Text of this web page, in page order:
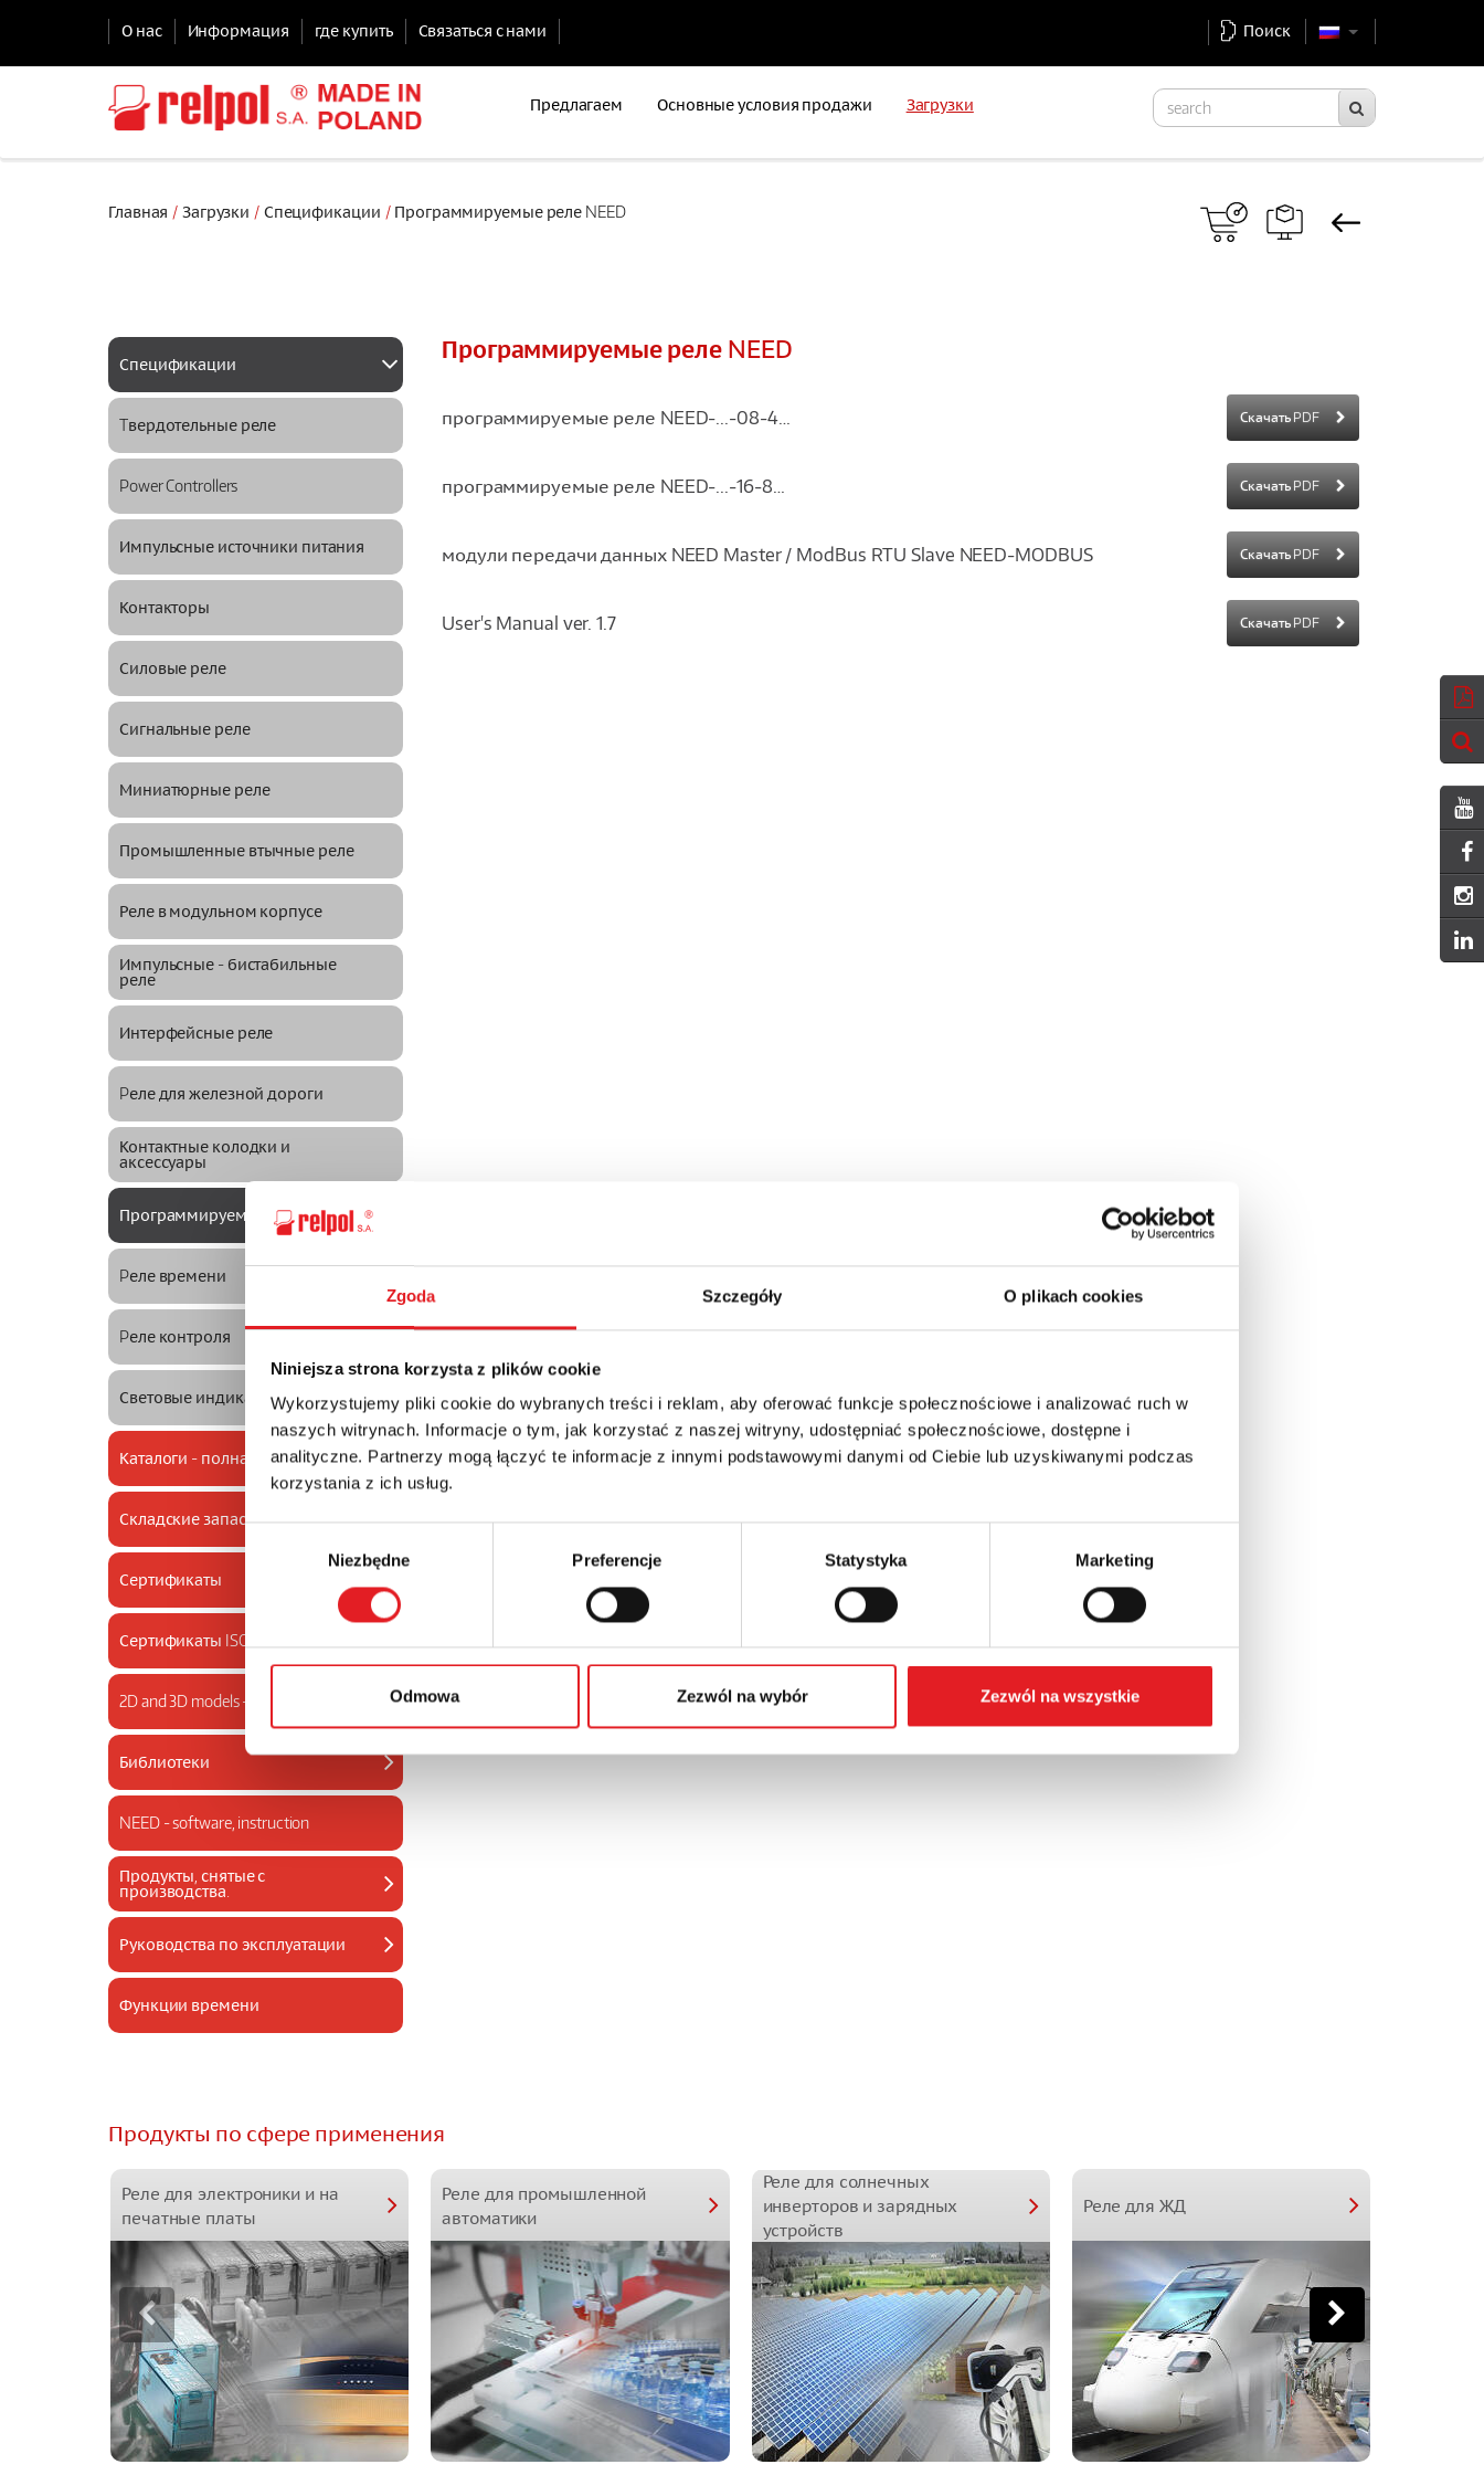
Zgoda Szczegóły O plikach cookies
Niniejsza strona korzysta z plików cookie
Wykorzystujemy pliki cookie do wybranych treści i reklam, aby oferować funkcje społecznościowe i analizować ruch w
naszych witrynach. Informacje o tym, jak korzystać z naszej witryny, udostępniać społecznościowe, dostępne i
analityczne. Partnerzy mogą łączyć te informacje z innymi podstawowymi danymi od Ciebie lub uzyskiwanymi podczas
korzystania z ich usług.
Niezbędne Preferencje Statystyka Marketing
Odmowa Zezwól na wybór Zezwól na wszystkie
О нас Информация где купить Связаться с нами Поиск
Предлагаем Основные условия продажи Загрузки
Главная Загрузки Спецификации Программируемые реле NEED
Спецификации
Tвердотельные реле
Power Controllers
Импульсные источники питания
Контакторы
Силовые реле
Сигнальные реле
Миниатюрные реле
Промышленные втычные реле
Реле в модульном корпусе
Импульсные - бистабильные
реле
Интерфейсные реле
Pеле для железной дороги
Контактные колодки и
аксессуары
Программируемые реле NEED
Pеле времени
Pеле контроля
Световые индикаторы
Каталоги - полная версия
Складские запасы
Сертификаты
Сертификаты ISO
2D and 3D models - drawings library
Библиотеки
NEED - software, instruction
Продукты, снятые с
производства.
Руководства по эксплуатации
Функции времени
Программируемые реле NEED
программируемые реле NEED-...-08-4… Скачать PDF
программируемые реле NEED-...-16-8… Скачать PDF
модули передачи данных NEED Master / ModBus RTU Slave NEED-MODBUS Скачать PDF
User's Manual ver. 1.7 Скачать PDF
Продукты по сфере применения
Реле для электроники и на
печатные платы
Реле для промышленной
автоматики
Реле для солнечных
инверторов и зарядных
устройств
Реле для ЖД